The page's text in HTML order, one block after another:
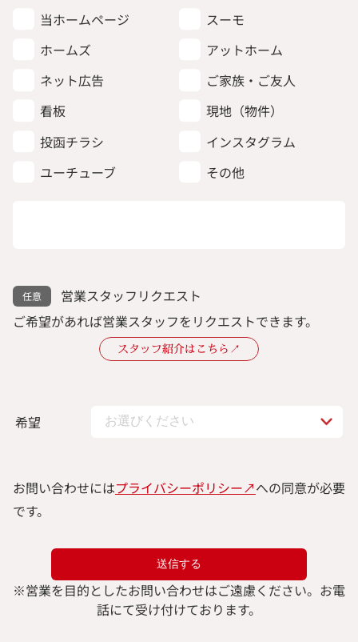
当ホームページ
スーモ
ホームズ
アットホーム
ネット広告
ご家族・ご友人
看板
現地（物件）
投函チラシ
インスタグラム
ユーチューブ
その他
営業スタッフリクエスト
ご希望があれば営業スタッフをリクエストできます。
スタッフ紹介はこちら↗︎
希望
お問い合わせにはプライバシーポリシー↗︎への同意が必要
です。
※営業を目的としたお問い合わせはご遠慮ください。 お電
話にて受け付けております。